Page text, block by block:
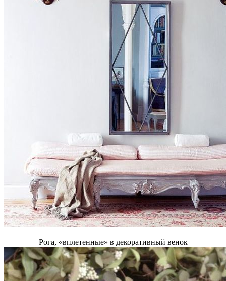
Рога, «вплетенные» в декоративный венок